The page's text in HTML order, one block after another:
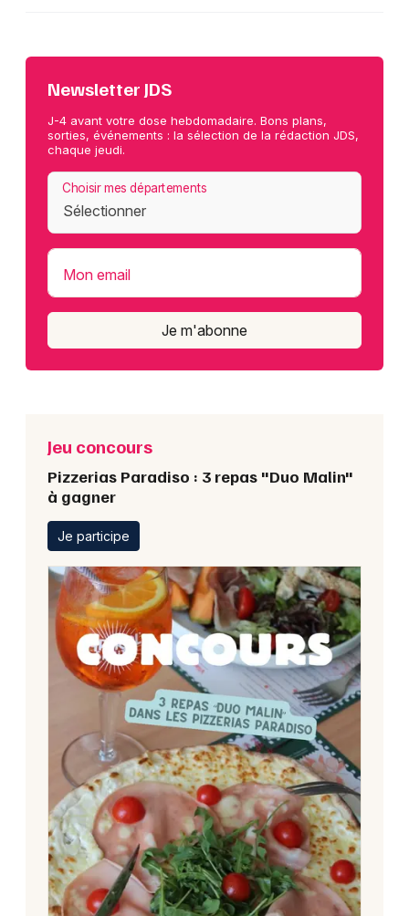
Newsletter JDS
J-4 avant votre dose hebdomadaire. Bons plans,
sorties, événements : la sélection de la rédaction JDS,
chaque jeudi.
Choisir mes départements
Mon email
Je m'abonne
Jeu concours
Pizzerias Paradiso : 3 repas "Duo Malin"
à gagner
Je participe